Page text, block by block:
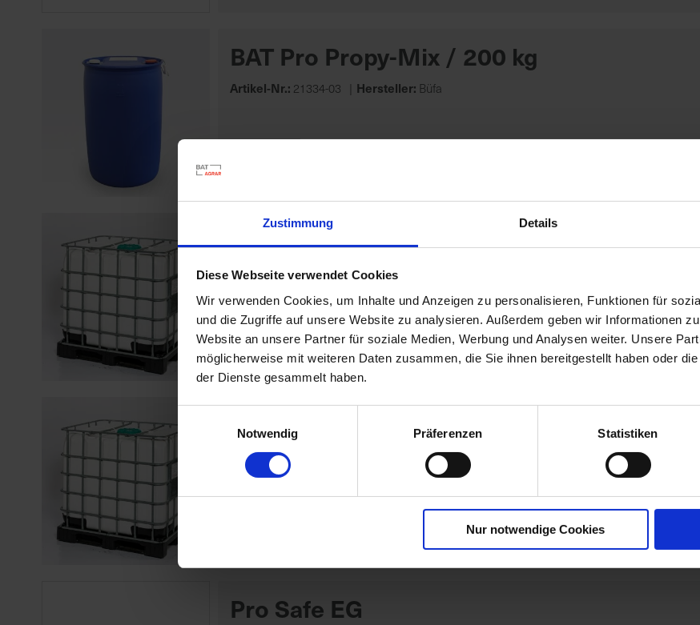
Zustimmung Details
Diese Webseite verwendet Cookies
Wir verwenden Cookies, um Inhalte und Anzeigen zu personalisieren, Funktionen für
und die Zugriffe auf unsere Website zu analysieren. Außerdem geben wir Informationen
Website an unsere Partner für soziale Medien, Werbung und Analysen weiter. Unsere
möglicherweise mit weiteren Daten zusammen, die Sie ihnen bereitgestellt haben oder
der Dienste gesammelt haben.
Notwendig
Präferenzen Statistiken
Nur notwendige Cookies
BAT Pro Propy-Mix / 200 kg
Artikel-Nr.: 21334-03 Hersteller: Büfa
Propylenglykol
Artikel-Nr.:21074-00
BAT Pro Propy-Mix
Artikel-Nr.:
Pro Safe EG